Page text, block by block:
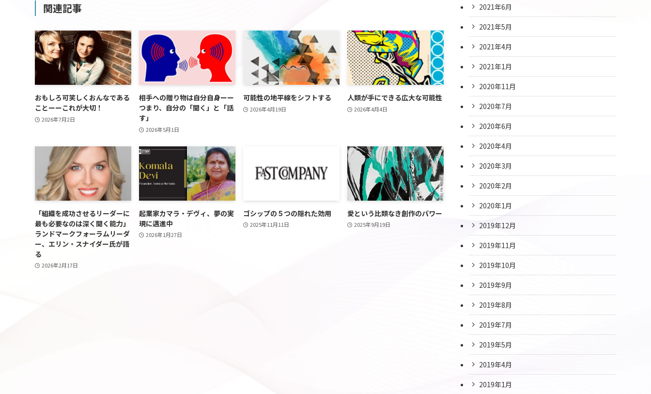
関連記事
おもしろ可笑しくおんなである
ことーーこれが大切！
2026年7月2日
相手への贈り物は自分自身ーー
つまり、自分の「聞く」と「話
す」
2026年5月1日
可能性の地平線をシフトする
2026年4月19日
人類が手にできる広大な可能性
2026年4月4日
「組織を成功させるリーダーに
最も必要なのは深く聞く能力」
ランドマークフォーラムリーダ
ー、エリン・スナイダー氏が語
る
2026年2月17日
起業家カマラ・デヴィ、夢の実
現に邁進中
2026年1月27日
ゴシップの５つの隠れた効用
2025年11月11日
愛という比類なき創作のパワー
2025年9月19日
2021年6月
2021年5月
2021年4月
2021年1月
2020年11月
2020年7月
2020年6月
2020年4月
2020年3月
2020年2月
2020年1月
2019年12月
2019年11月
2019年10月
2019年9月
2019年8月
2019年7月
2019年5月
2019年4月
2019年1月